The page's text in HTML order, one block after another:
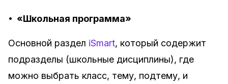
• «Школьная программа»
Основной раздел iSmart, который содержит
подразделы (школьные дисциплины), где
можно выбрать класс, тему, подтему, и